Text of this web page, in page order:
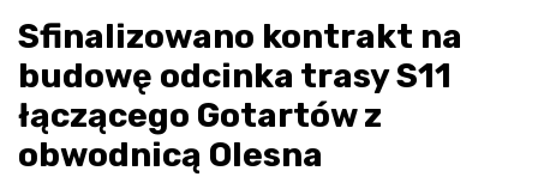
Sfinalizowano kontrakt na
budowę odcinka trasy S11
łączącego Gotartów z
obwodnicą Olesna